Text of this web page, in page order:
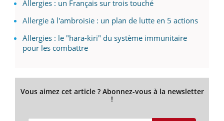
Allergies : un Français sur trois touché
Allergie à l'ambroisie : un plan de lutte en 5 actions
Allergies : le "hara-kiri" du système immunitaire
pour les combattre
Vous aimez cet article ? Abonnez-vous à la newsletter
!